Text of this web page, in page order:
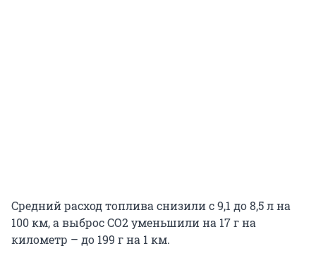
Средний расход топлива снизили с 9,1 до 8,5 л на
100 км, а выброс СО2 уменьшили на 17 г на
километр – до 199 г на 1 км.